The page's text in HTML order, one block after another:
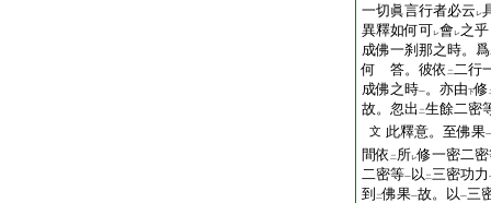
一切眞言行者必云 レ
異釋如何可レ會レ之
成佛一刹那之時。爲
何 答。彼依 二二行
成佛之時一。亦由下修
故。忽出 二生餘二密
文 此釋意。至佛果一
間依 二 所レ修一密二
二密等一 以 二三密功力
到 二佛果一故。以一三